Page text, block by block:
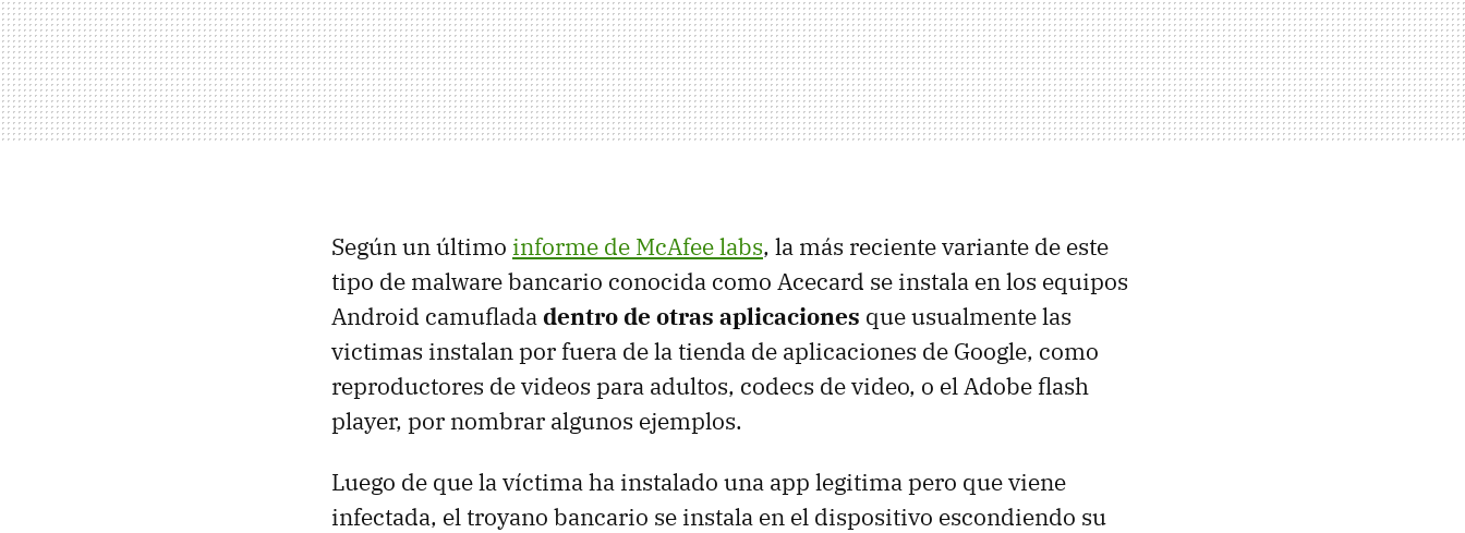
Según un último informe de McAfee labs, la más reciente variante de este
tipo de malware bancario conocida como Acecard se instala en los equipos
Android camufladadentro de otras aplicaciones que usualmente las
victimas instalan por fuera de la tienda de aplicaciones de Google, como
reproductores de videos para adultos, codecs de video, o el Adobe flash
player, por nombrar algunos ejemplos.
Luego de que la víctima ha instalado una app legitima pero que viene
infectada, el troyano bancario se instala en el dispositivo escondiendo su